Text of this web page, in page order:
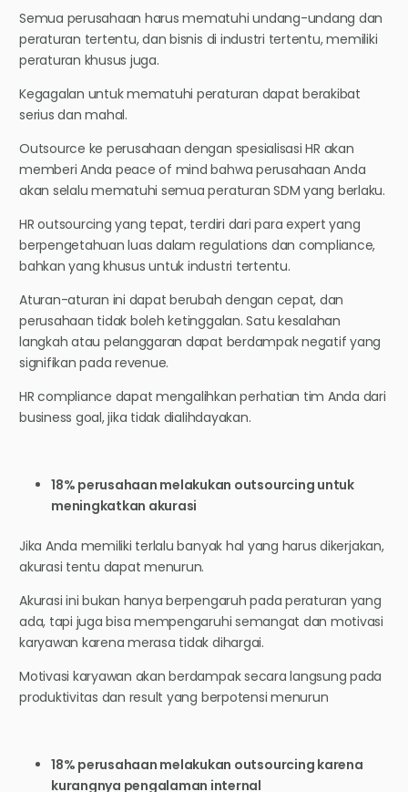
Semua perusahaan harus mematuhi undang-undang dan
peraturan tertentu, dan bisnis di industri tertentu, memiliki
peraturan khusus juga.
Kegagalan untuk mematuhi peraturan dapat berakibat
serius dan mahal.
Outsource ke perusahaan dengan spesialisasi HR akan
memberi Anda peace of mind bahwa perusahaan Anda
akan selalu mematuhi semua peraturan SDM yang berlaku.
HR outsourcing yang tepat, terdiri dari para expert yang
berpengetahuan luas dalam regulations dan compliance,
bahkan yang khusus untuk industri tertentu.
Aturan-aturan ini dapat berubah dengan cepat, dan
perusahaan tidak boleh ketinggalan. Satu kesalahan
langkah atau pelanggaran dapat berdampak negatif yang
signifikan pada revenue.
HR compliance dapat mengalihkan perhatian tim Anda dari
business goal, jika tidak dialihdayakan.
18% perusahaan melakukan outsourcing untuk
meningkatkan akurasi
Jika Anda memiliki terlalu banyak hal yang harus dikerjakan,
akurasi tentu dapat menurun.
Akurasi ini bukan hanya berpengaruh pada peraturan yang
ada, tapi juga bisa mempengaruhi semangat dan motivasi
karyawan karena merasa tidak dihargai.
Motivasi karyawan akan berdampak secara langsung pada
produktivitas dan result yang berpotensi menurun
18% perusahaan melakukan outsourcing karena
kurangnya pengalaman internal